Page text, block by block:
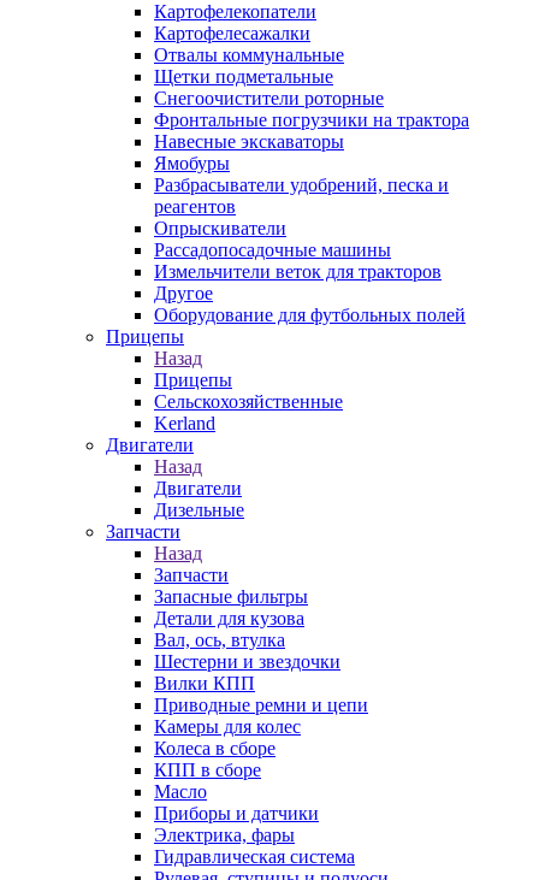
Картофелекопатели
Картофелесажалки
Отвалы коммунальные
Щетки подметальные
Снегоочистители роторные
Фронтальные погрузчики на трактора
Навесные экскаваторы
Ямобуры
Разбрасыватели удобрений, песка и
реагентов
Опрыскиватели
Рассадопосадочные машины
Измельчители веток для тракторов
Другое
Оборудование для футбольных полей
Прицепы
Назад
Прицепы
Сельскохозяйственные
Kerland
Двигатели
Назад
Двигатели
Дизельные
Запчасти
Назад
Запчасти
Запасные фильтры
Детали для кузова
Вал, ось, втулка
Шестерни и звездочки
Вилки КПП
Приводные ремни и цепи
Камеры для колес
Колеса в сборе
КПП в сборе
Масло
Приборы и датчики
Электрика, фары
Гидравлическая система